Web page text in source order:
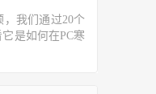
，我们通过20个
是如何在PC寒